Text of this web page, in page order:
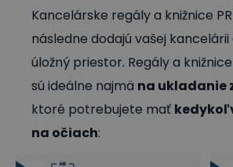
Kancelárske regály a knižnice
následne dodajú vašej
úložný priestor. Regály a knižnice
sú ideálne najmä na ukladanie
ktoré potrebujete mať
na očiach: